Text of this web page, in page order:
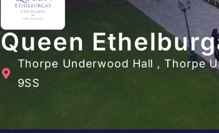
Queen
Thorpe Underwood Hall , Thorpe
9SS